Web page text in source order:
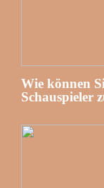
Wie können
Schauspieler